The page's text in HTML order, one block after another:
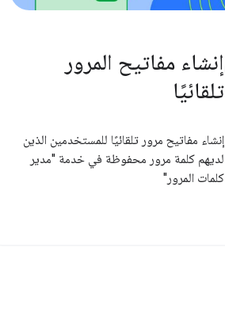
إنشاء مفاتيح المرور
تلقائيًا
إنشاء مفاتيح مرور تلقائيًا للمستخدمين الذين
لديهم كلمة مرور محفوظة في خدمة "مدير
كلمات المرور"